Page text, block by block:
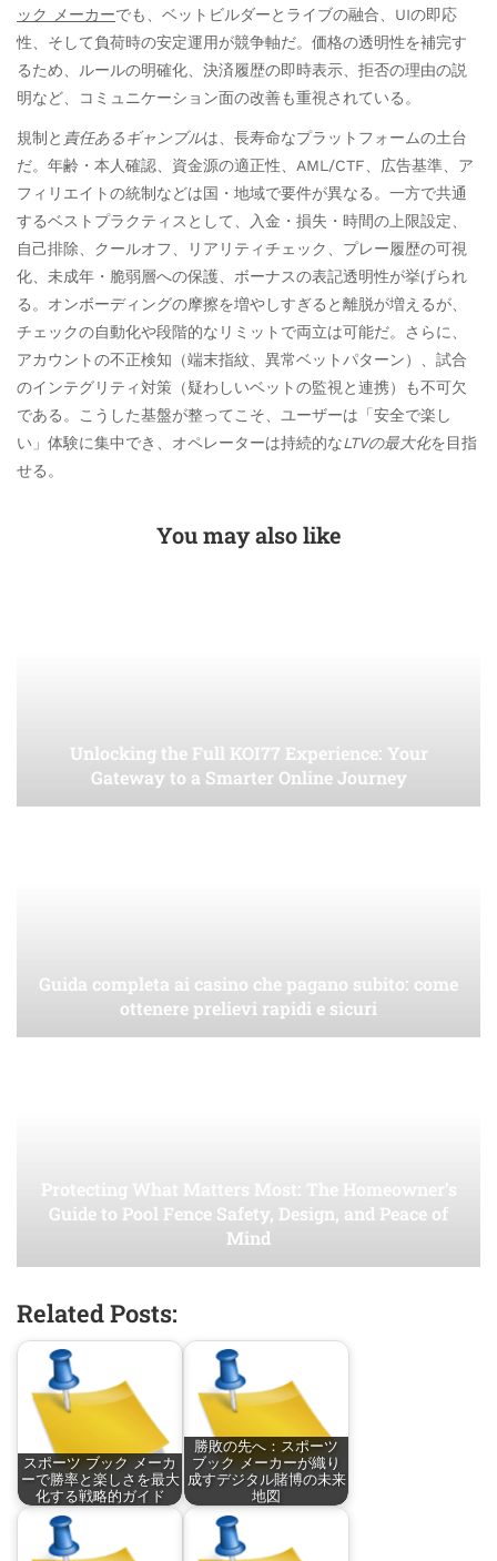
ック メーカーでも、ベットビルダーとライブの融合、UIの即応
性、そして負荷時の安定運用が競争軸だ。価格の透明性を補完す
るため、ルールの明確化、決済履歴の即時表示、拒否の理由の説
明など、コミュニケーション面の改善も重視されている。
規制と 責任あるギャンブルは、長寿命なプラットフォームの土台
だ。年齢・本人確認、資金源の適正性、AML/CTF、広告基準、ア
フィリエイトの統制などは国・地域で要件が異なる。一方で共通
するベストプラクティスとして、入金・損失・時間の上限設定、
自己排除、クールオフ、リアリティチェック、プレー履歴の可視
化、未成年・脆弱層への保護、ボーナスの表記透明性が挙げられ
る。オンボーディングの摩擦を増やしすぎると離脱が増えるが、
チェックの自動化や段階的なリミットで両立は可能だ。さらに、
アカウントの不正検知（端末指紋、異常ベットパターン）、試合
のインテグリティ対策（疑わしいベットの監視と連携）も不可欠
である。こうした基盤が整ってこそ、ユーザーは「安全で楽し
い」体験に集中でき、オペレーターは持続的なLTVの最大化を目指
せる。
You may also like
Unlocking the Full KOI77 Experience: Your
Gateway to a Smarter Online Journey
Guida completa ai casino che pagano subito: come
ottenere prelievi rapidi e sicuri
Protecting What Matters Most: The Homeowner’s
Guide to Pool Fence Safety, Design, and Peace of
Mind
Related Posts:
スポーツ ブック メーカ
ーで勝率と楽しさを最大
化する戦略的ガイド
勝敗の先へ：スポーツ
ブック メーカーが織り
成すデジタル賭博の未来
地図